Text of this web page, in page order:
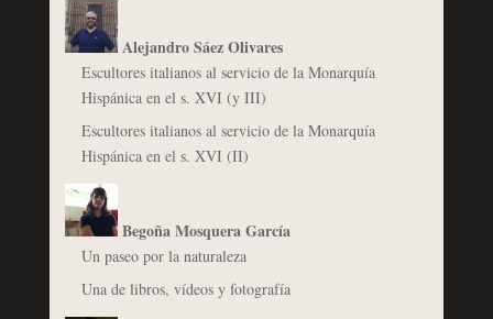
Alejandro Sáez Olivares
Escultores italianos al servicio de la Monarquía
Hispánica en el s. XVI (y III)
Escultores italianos al servicio de la Monarquía
Hispánica en el s. XVI (II)
Begoña Mosquera García
Un paseo por la naturaleza
Una de libros, vídeos y fotografía